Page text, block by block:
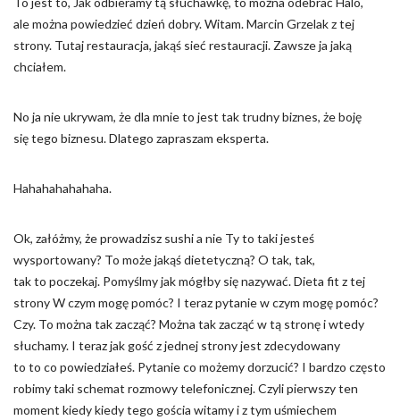
ale można powiedzieć dzień dobry. Witam. Marcin Grzelak z tej
strony. Tutaj restauracja, jakąś sieć restauracji. Zawsze ja jaką
chciałem.
No ja nie ukrywam, że dla mnie to jest tak trudny biznes, że boję
się tego biznesu. Dlatego zapraszam eksperta.
Hahahahahahaha.
Ok, załóżmy, że prowadzisz sushi a nie Ty to taki jesteś
wysportowany? To może jakąś dietetyczną? O tak, tak,
tak to poczekaj. Pomyślmy jak mógłby się nazywać. Dieta fit z tej
strony W czym mogę pomóc? I teraz pytanie w czym mogę pomóc?
Czy. To można tak zacząć? Można tak zacząć w tą stronę i wtedy
słuchamy. I teraz jak gość z jednej strony jest zdecydowany
to to co powiedziałeś. Pytanie co możemy dorzucić? I bardzo często
robimy taki schemat rozmowy telefonicznej. Czyli pierwszy ten
moment kiedy kiedy tego gościa witamy i z tym uśmiechem